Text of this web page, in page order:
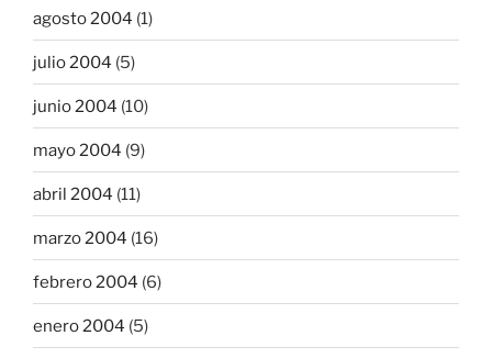
agosto 2004 (1)
julio 2004 (5)
junio 2004 (10)
mayo 2004 (9)
abril 2004 (11)
marzo 2004 (16)
febrero 2004 (6)
enero 2004 (5)